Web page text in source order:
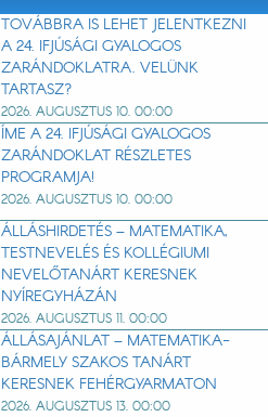
TOVÁBBRA IS LEHET JELENTKEZNI
A 24. IFJÚSÁGI GYALOGOS
ZARÁNDOKLATRA. VELÜNK
TARTASZ?
2026. AUGUSZTUS 10. 00:00
ÍME A 24. IFJÚSÁGI GYALOGOS
ZARÁNDOKLAT RÉSZLETES
PROGRAMJA!
2026. AUGUSZTUS 10. 00:00
ÁLLÁSHIRDETÉS – MATEMATIKA,
TESTNEVELÉS ÉS KOLLÉGIUMI
NEVELŐTANÁRT KERESNEK
NYÍREGYHÁZÁN
2026. AUGUSZTUS 11. 00:00
ÁLLÁSAJÁNLAT – MATEMATIKA-
BÁRMELY SZAKOS TANÁRT
KERESNEK FEHÉRGYARMATON
2026. AUGUSZTUS 13. 00:00